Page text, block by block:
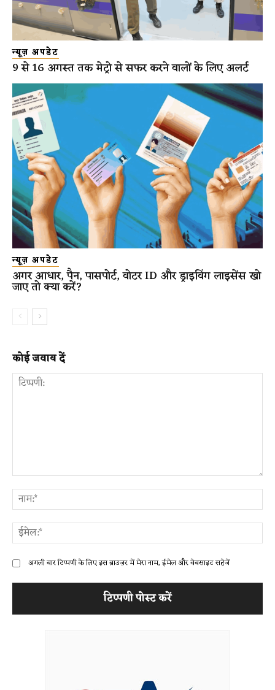
न्यूज़ अपडेट
9 से 16 अगस्त तक मेट्रो से सफर करने वालों के लिए अलर्ट
न्यूज़ अपडेट
अगर आधार, पैन, पासपोर्ट, वोटर ID और ड्राइविंग लाइसेंस खो
जाए तो क्या करें?
कोई जवाब दें
अगली बार टिप्पणी के लिए इस ब्राउज़र में मेरा नाम, ईमेल और वेबसाइट सहेजें